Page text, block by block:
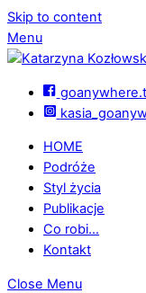
Skip to content
Menu
HOME
Podróże
Styl życia
Publikacje
Co robi…
Kontakt
Close Menu